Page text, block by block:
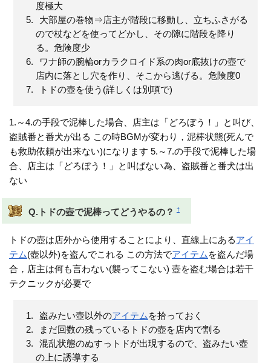
度極大
大部屋の巻物⇒店主が階段に移動し、立ちふさがる
ので杖などを使ってどかし、その隙に階段を降り
る。危険度少
ワナ師の腕輪orカラクロイド系の肉or底抜けの壺で
店内に落とし穴を作り、そこから逃げる。危険度0
トドの壺を使う(詳しくは別項で)
1.～4.の手段で泥棒した場合、店主は「どろぼう！」と叫び、
盗賊番と番犬が出る この時BGMが変わり，泥棒状態(死んで
も救助依頼が出来ない)になります 5.～7.の手段で泥棒した場
合、店主は「どろぼう！」と叫ばない為、盗賊番と番犬は出
ない
Q.トドの壺で泥棒ってどうやるの？ †
トドの壺は店外から使用することにより、直線上にあるアイ
テム(壺以外)を盗んでこれる この方法でアイテム を盗んだ場
合，店主は何も言わない(襲ってこない) 壺を盗む場合は若干
テクニックが必要で
盗みたい壺以外のアイテム を拾っておく
まだ回数の残っているトドの壺を店内で割る
混乱状態のぬすっトドが出現するので、盗みたい壺
の上に誘導する